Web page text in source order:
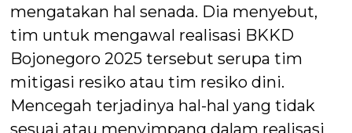
mengatakan hal senada. Dia menyebut,
tim untuk mengawal realisasi BKKD
Bojonegoro 2025 tersebut serupa tim
mitigasi resiko atau tim resiko dini.
Mencegah terjadinya hal-hal yang tidak
sesuai atau menyimpang dalam realisasi